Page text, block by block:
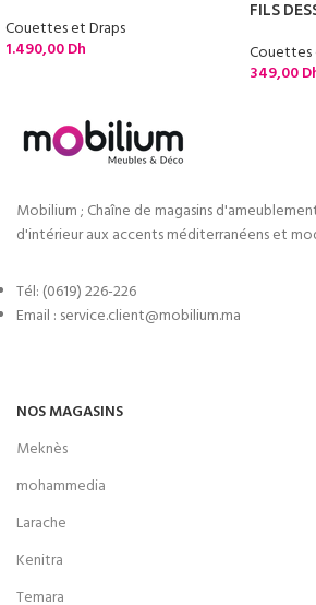
Couettes et Draps
1.490,00Dh
FILS
Couettes
349,00
Mobilium ; Chaîne de magasins
d'intérieur aux accents méditerranéens et
Tél: (0619) 226-226
Email : service.client@mobilium.ma
NOS MAGASINS
Meknès
mohammedia
Larache
Kenitra
Temara